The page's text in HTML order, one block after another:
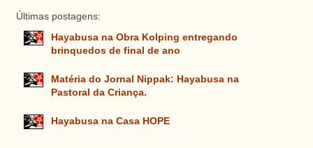
Últimas postagens:
Hayabusa na Obra Kolping entregando
brinquedos de final de ano
Matéria do Jornal Nippak: Hayabusa na
Pastoral da Criança.
Hayabusa na Casa HOPE